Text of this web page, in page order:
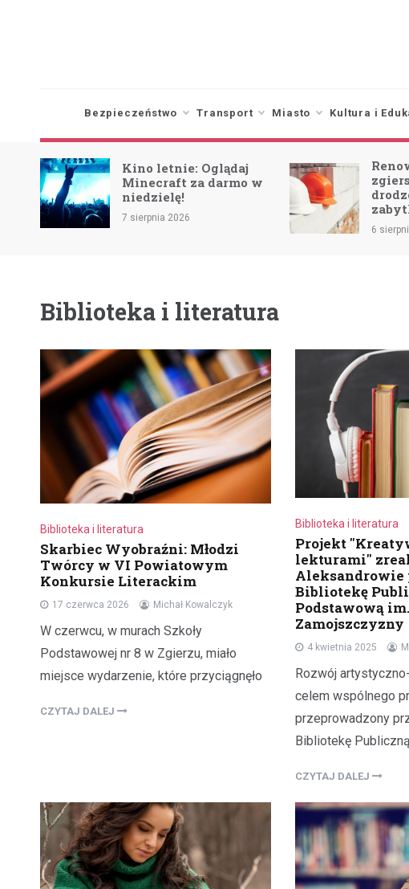
Bezpieczeństwo Transport Miasto Kultura i
darmo w
Renowacja elewacji
zgierskiej szkoły w
drodze do odnowy
zabytku
Biblioteka i literatura
Biblioteka i literatura
Skarbiec Wyobraźni: Młodzi
Twórcy w VI Powiatowym
Konkursie Literackim
17 czerwca 2026 Michał Kowalczyk
W czerwcu, w murach Szkoły
Podstawowej nr 8 w Zgierzu, miało
miejsce wydarzenie, które przyciągnęło
CZYTAJ DALEJ
Biblioteka i literatura
Projekt
lekturami"
Aleksandrowie
Bibliotekę
Podstawową
Zamojszczyzny
4 kwietnia 2025
Rozwój
celem wspólnego
przeprowadzony
Bibliotekę
CZYTAJ DALEJ